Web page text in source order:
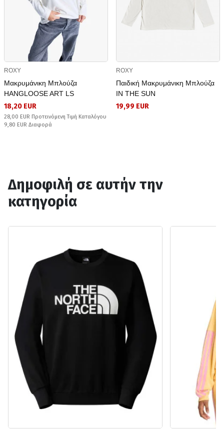
ROXY
Μακρυμάνικη Μπλούζα
HANGLOOSE ART LS
18,20 EUR
28,00 EUR Προτεινόμενη Τιμή Καταλόγου
9,80 EUR Διαφορά
ROXY
Παιδική Μακρυμάνικη Μπλούζα
IN THE SUN
19,99 EUR
Δημοφιλή σε αυτήν την
κατηγορία